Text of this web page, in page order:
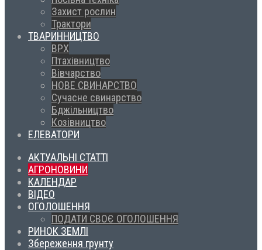
Захист рослин
Трактори
ТВАРИННИЦТВО
ВРХ
Птахівництво
Вівчарство
НОВЕ СВИНАРСТВО
Сучасне свинарство
Бджільництво
Козівництво
ЕЛЕВАТОРИ
АКТУАЛЬНІ СТАТТІ
АГРОНОВИНИ
КАЛЕНДАР
ВІДЕО
ОГОЛОШЕННЯ
ПОДАТИ СВОЄ ОГОЛОШЕННЯ
РИНОК ЗЕМЛІ
Збереження грунту